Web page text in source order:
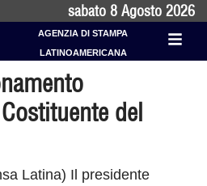
sabato 8 Agosto 2026
AGENZIA DI STAMPA
LATINOAMERICANA
del
Latina) Il presidente